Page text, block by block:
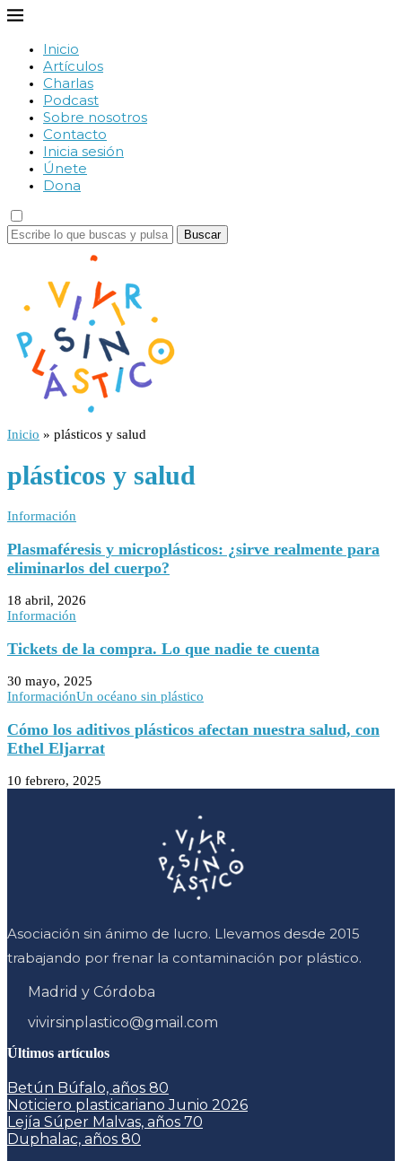
Inicio
Artículos
Charlas
Podcast
Sobre nosotros
Contacto
Inicia sesión
Únete
Dona
Buscar
Inicio » plásticos y salud
plásticos y salud
Información
Plasmaféresis y microplásticos: ¿sirve realmente para
eliminarlos del cuerpo?
18 abril, 2026
Información
Tickets de la compra. Lo que nadie te cuenta
30 mayo, 2025
InformaciónUn océano sin plástico
Cómo los aditivos plásticos afectan nuestra salud, con
Ethel Eljarrat
10 febrero, 2025
Asociación sin ánimo de lucro. Llevamos desde 2015
trabajando por frenar la contaminación por plástico.
Madrid y Córdoba
vivirsinplastico@gmail.com
Últimos artículos
Betún Búfalo, años 80
Noticiero plasticariano Junio 2026
Lejía Súper Malvas, años 70
Duphalac, años 80